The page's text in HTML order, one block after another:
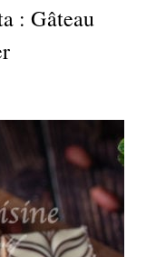
: Gâteau